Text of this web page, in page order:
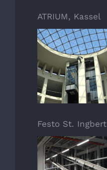
ATRIUM, Kassel
Festo St. Ingbert